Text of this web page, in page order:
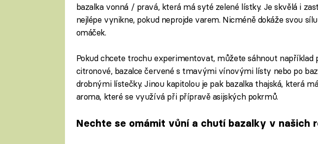
bazalka vonná / pravá, která má syté zelené lístky. Je skvělá i
nejlépe vynikne, pokud neprojde varem. Nicméně dokáže svou
omáček.
Pokud chcete trochu experimentovat, můžete sáhnout například
citronové, bazalce červené s tmavými vínovými lísty nebo po
drobnými lístečky. Jinou kapitolou je pak bazalka thajská, která
aroma, které se využívá při přípravě asijských pokrmů.
Nechte se omámit vůní a chutí bazalky v našich